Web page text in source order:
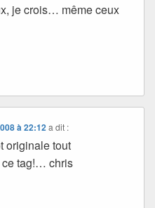
je crois… même ceux
à 22:12 a dit :
originale tout
ce tag!… chris